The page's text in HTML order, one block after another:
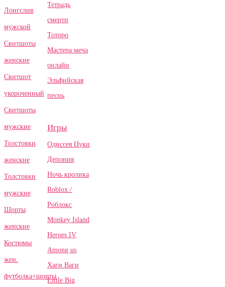
Лонгслив
мужской
Свитшоты
женские
Свитшот
укороченный
Свитшоты
мужские
Толстовки
женские
Толстовки
мужские
Шорты
женские
Костюмы
жен.
футболка+шорты
Тетрадь
смерти
Тоторо
Мастера меча
онлайн
Эльфийская
песнь
Игры
Одиссея Цуки
Депония
Ночь кролика
Roblox /
Роблокс
Monkey Island
Heroes IV
Among us
Хаги Ваги
Little Big